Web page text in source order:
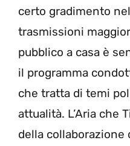
certo gradimento
trasmissioni
pubblico a casa è
il programma
che tratta di temi
attualità. L’Aria che
della collaborazione